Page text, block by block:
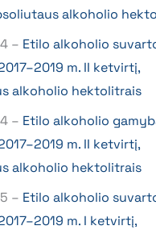
alkoholio
– Etilo alkoholio
m. II ketvirtį,
alkoholio hektolitrais
– Etilo alkoholio
m. II ketvirtį,
alkoholio hektolitrais
– Etilo alkoholio
m. I ketvirtį,